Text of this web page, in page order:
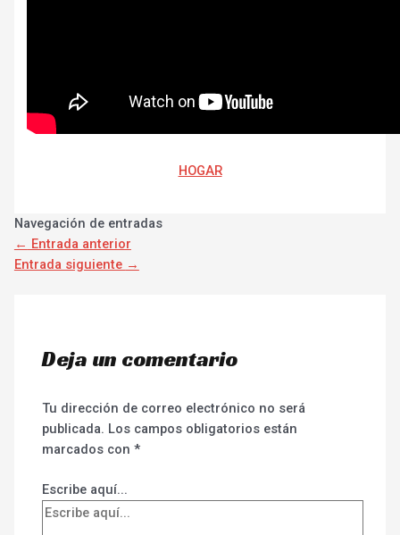
HOGAR
Navegación de entradas
← Entrada anterior
Entrada siguiente →
Deja un comentario
Tu dirección de correo electrónico no será
publicada. Los campos obligatorios están
marcados con*
Escribe aquí...